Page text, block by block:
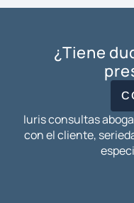
¿Tiene
Iuris consultas
con el cliente,